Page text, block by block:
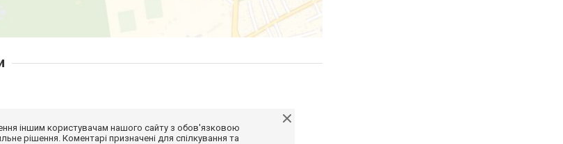
іншим користувачам нашого сайту з обов'язковою
рішення. Коментарі призначені для спілкування та